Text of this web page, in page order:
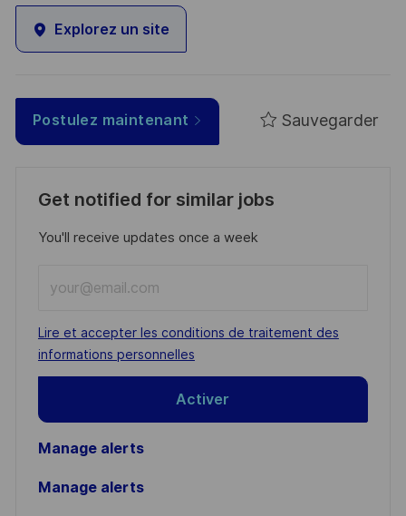
Explorez un site
Postulez maintenant Sauvegarder
Get notified for similar jobs
You'll receive updates once a week
Email
address
(Required)
Required
Lire et accepter les conditions de traitement des
informations personnelles
Activer
Manage alerts
Manage alerts